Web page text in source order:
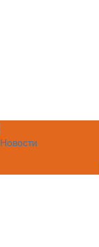
Новости